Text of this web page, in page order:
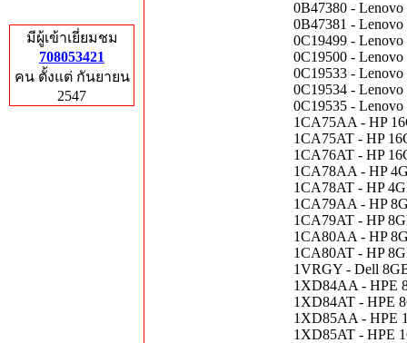
มีผู้เข้าเยี่ยมชม
708053421
คน ตั้งแต่ กันยายน
2547
0B47380 -
0B47381 -
0C19499 -
0C19500 -
0C19533 -
0C19534 -
0C19535 -
1CA75AA - HP
1CA75AT - HP
1CA76AT - HP
1CA78AA - HP
1CA78AT - HP
1CA79AA - HP
1CA79AT - HP
1CA80AA - HP
1CA80AT - HP
1VRGY - Dell
1XD84AA - HPE
1XD84AT - HPE
1XD85AA - HPE
1XD85AT - HPE